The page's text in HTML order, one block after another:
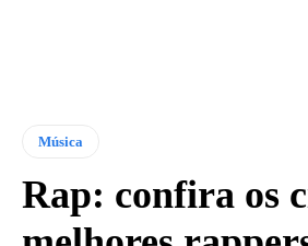
Música
Rap: confira os